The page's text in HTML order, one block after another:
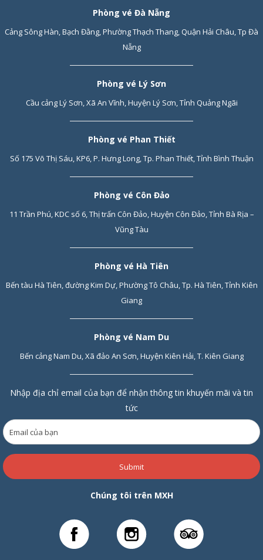
Phòng vé Đà Nẵng
Cảng Sông Hàn, Bạch Đằng, Phường Thạch Thang, Quận Hải Châu, Tp Đà
Nẵng
Phòng vé Lý Sơn
Cầu cảng Lý Sơn, Xã An Vĩnh, Huyện Lý Sơn, Tỉnh Quảng Ngãi
Phòng vé Phan Thiết
Số 175 Võ Thị Sáu, KP6, P. Hưng Long, Tp. Phan Thiết, Tỉnh Bình Thuận
Phòng vé Côn Đảo
11 Trần Phú, KDC số 6, Thị trấn Côn Đảo, Huyện Côn Đảo, Tỉnh Bà Rịa –
Vũng Tàu
Phòng vé Hà Tiên
Bến tàu Hà Tiên, đường Kim Dự, Phường Tô Châu, Tp. Hà Tiên, Tỉnh Kiên
Giang
Phòng vé Nam Du
Bến cảng Nam Du, Xã đảo An Sơn, Huyện Kiên Hải, T. Kiên Giang
Nhập địa chỉ email của bạn để nhận thông tin khuyến mãi và tin
tức
Submit
Chúng tôi trên MXH